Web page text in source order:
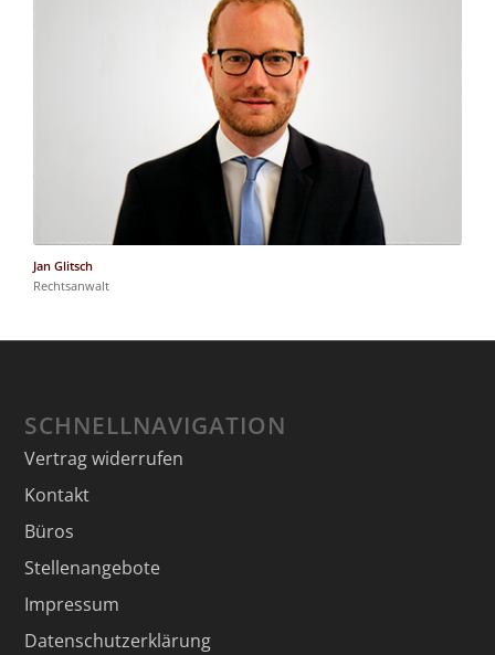
Jan Glitsch
Rechtsanwalt
SCHNELLNAVIGATION
Vertrag widerrufen
Kontakt
Büros
Stellenangebote
Impressum
Datenschutzerklärung